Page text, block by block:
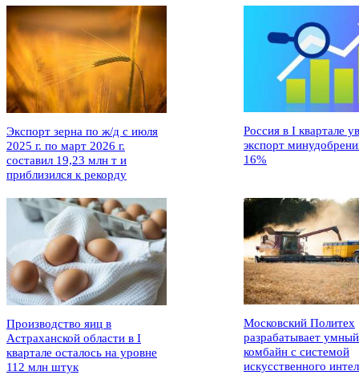
Экспорт зерна по ж/д с июля
2025 г. по март 2026 г.
составил 19,23 млн т и
приблизился к рекорду
Россия в I квартале
экспорт
16%
Производство яиц в
Астраханской области в I
квартале осталось на уровне
112 млн штук
Московский Политех
разрабатывает умный
комбайн с системой
искусственного